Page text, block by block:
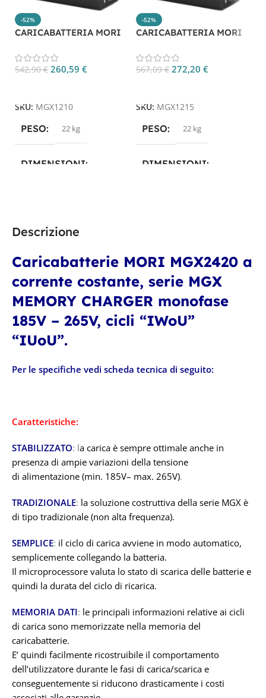
Descrizione
Caricabatterie MORI MGX2420 a
corrente costante, serie MGX
MEMORY CHARGER monofase
185V – 265V, cicli “IWoU”
“IUoU”.
Per le specifiche vedi scheda tecnica di seguito:
Caratteristiche:
STABILIZZATO: la carica è sempre ottimale anche in
presenza di ampie variazioni della tensione
di alimentazione (min. 185V– max. 265V).
TRADIZIONALE: la soluzione costruttiva della serie MGX è
di tipo tradizionale (non alta frequenza).
SEMPLICE: il ciclo di carica avviene in modo automatico,
semplicemente collegando la batteria.
Il microprocessore valuta lo stato di scarica delle batterie e
quindi la durata del ciclo di ricarica.
MEMORIA DATI: le principali informazioni relative ai cicli
di carica sono memorizzate nella memoria del
caricabatterie.
E’ quindi facilmente ricostruibile il comportamento
dell’utilizzatore durante le fasi di carica/scarica e
conseguentemente si riducono drasticamente i costi
-52%
CARICABATTERIA MORI
542,90€ 260,59 €
SKU: MGX1210
PESO 22 kg
DIMENSIONI
-52%
CARICABATTERIA MORI
567,09€ 272,20 €
SKU: MGX1215
PESO 22 kg
DIMENSIONI